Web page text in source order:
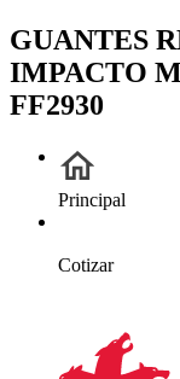
GUANTES
IMPACTO
FF2930
Principal
Cotizar